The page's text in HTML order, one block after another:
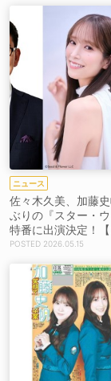
ニュース
佐々木久美、加藤
ぶりの『スター・ウ
特番に出演決定！
あり】 2026.05.15